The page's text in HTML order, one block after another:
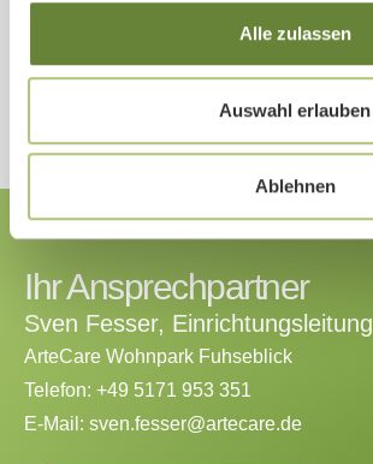
Alle zulassen
Auswahl erlauben
Ablehnen
Mehr über Pflege &
Ihr Ansprechpartner
Sven Fesser, Einrichtungsleitung
ArteCare Wohnpark Fuhseblick
Telefon: +49 5171 953 351
E-Mail: sven.fesser@artecare.de